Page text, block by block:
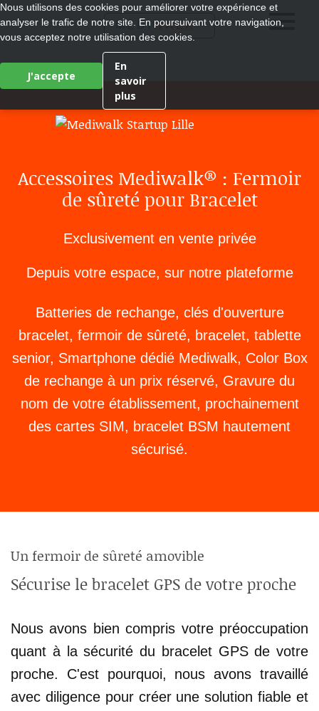
MEDI WALK®
Accessoires Mediwalk® : Fermoir
de sûreté pour Bracelet
Exclusivement en vente privée
Depuis votre espace, sur notre plateforme
Batteries de rechange, clés d'ouverture
bracelet, fermoir de sûreté, bracelet, tablette
senior, Smartphone dédié Mediwalk, Color Box
de rechange à un prix réservé, Gravure du
nom de votre établissement, prochainement
des cartes SIM, bracelet BSM hautement
sécurisé.
Un fermoir de sûreté amovible
Sécurise le bracelet GPS de votre proche
Nous avons bien compris votre préoccupation
quant à la sécurité du bracelet GPS de votre
proche. C'est pourquoi, nous avons travaillé
avec diligence pour créer une solution fiable et
Nous utilisons des cookies pour améliorer votre expérience et
analyser le trafic de notre site. En poursuivant votre navigation,
vous acceptez notre utilisation des cookies.
J'accepte
En
savoir
plus